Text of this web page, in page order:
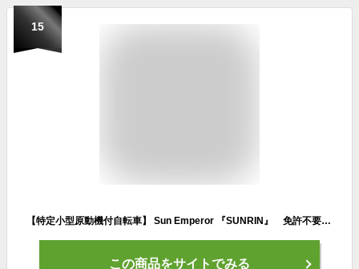
15
【特定小型原動機付自転車】 Sun Emperor 『SUNRIN』 免許不要 サンエンペラー サンリン 最大航続可能距離60km サドル付き ＋ 安定性抜群 三輪タイヤ 性能等確認制度合格済 電動バイク 電動キックボード 電動自転車 eバイク
この商品をサイトでみる